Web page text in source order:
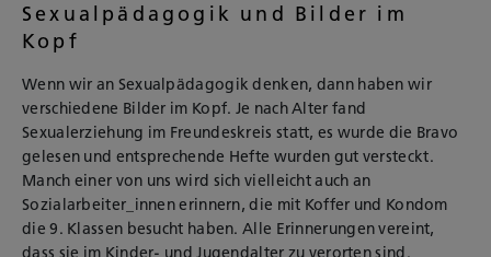
Sexualpädagogik und Bilder im
Kopf
Wenn wir an Sexualpädagogik denken, dann haben wir
verschiedene Bilder im Kopf. Je nach Alter fand
Sexualerziehung im Freundeskreis statt, es wurde die Bravo
gelesen und entsprechende Hefte wurden gut versteckt.
Manch einer von uns wird sich vielleicht auch an
Sozialarbeiter_innen erinnern, die mit Koffer und Kondom
die 9. Klassen besucht haben. Alle Erinnerungen vereint,